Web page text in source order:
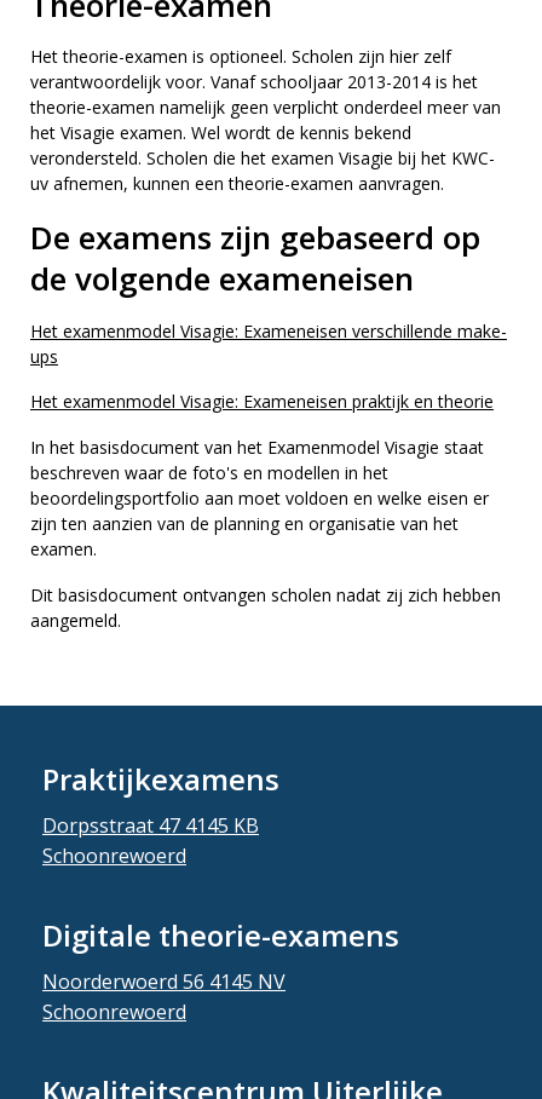
Het theorie-examen is optioneel. Scholen zijn hier zelf
verantwoordelijk voor. Vanaf schooljaar 2013-2014 is het
theorie-examen namelijk geen verplicht onderdeel meer van
het Visagie examen. Wel wordt de kennis bekend
verondersteld. Scholen die het examen Visagie bij het KWC-
uv afnemen, kunnen een theorie-examen aanvragen.
De examens zijn gebaseerd op
de volgende exameneisen
Het examenmodel Visagie: Exameneisen verschillende make-
ups
Het examenmodel Visagie: Exameneisen praktijk en theorie
In het basisdocument van het Examenmodel Visagie staat
beschreven waar de foto's en modellen in het
beoordelingsportfolio aan moet voldoen en welke eisen er
zijn ten aanzien van de planning en organisatie van het
examen.
Dit basisdocument ontvangen scholen nadat zij zich hebben
aangemeld.
Praktijkexamens
Dorpsstraat 47 4145 KB
Schoonrewoerd
Digitale theorie-examens
Noorderwoerd 56 4145 NV
Schoonrewoerd
Kwaliteitscentrum Uiterlijke